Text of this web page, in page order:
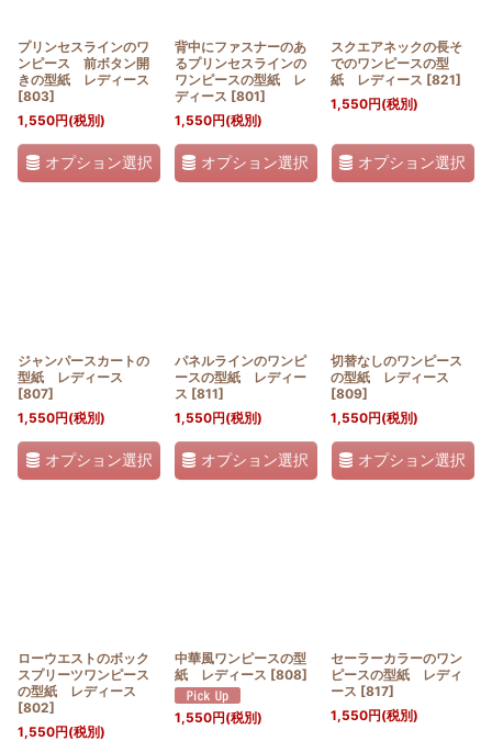
プリンセスラインのワ
ンピース 前ボタン開
きの型紙 レディース
[803]
1,550円(税別)
オプション選択
背中にファスナーのあ
るプリンセスラインの
ワンピースの型紙 レ
ディース [801]
1,550円(税別)
オプション選択
スクエアネックの長そ
でのワンピースの型
紙 レディース [821]
1,550円(税別)
オプション選択
ジャンパースカートの
型紙 レディース
[807]
1,550円(税別)
オプション選択
パネルラインのワンピ
ースの型紙 レディー
ス [811]
1,550円(税別)
オプション選択
切替なしのワンピース
の型紙 レディース
[809]
1,550円(税別)
オプション選択
ローウエストのボック
スプリーツワンピース
の型紙 レディース
[802]
1,550円(税別)
中華風ワンピースの型
紙 レディース [808]
1,550円(税別)
セーラーカラーのワン
ピースの型紙 レディ
ース [817]
1,550円(税別)